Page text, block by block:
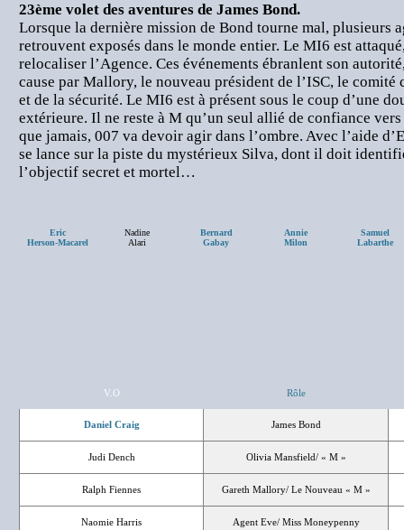
23ème volet des aventures de James Bond.
Lorsque la dernière mission de Bond tourne mal, plusieurs
retrouvent exposés dans le monde entier. Le MI6 est
relocaliser l’Agence. Ces événements ébranlent son
cause par Mallory, le nouveau président de l’ISC, le comité
et de la sécurité. Le MI6 est à présent sous le coup d’une
extérieure. Il ne reste à M qu’un seul allié de confiance
que jamais, 007 va devoir agir dans l’ombre. Avec l’aide
se lance sur la piste du mystérieux Silva, dont il doit
l’objectif secret et mortel…
Eric
Herson-Macarel
Nadine
Alari
Bernard
Gabay
Annie
Milon
Samuel
Labarthe
V.O Rôle
Daniel Craig James Bond
Judi Dench Olivia Mansfield/ « M »
Ralph Fiennes Gareth Mallory/ Le Nouveau « M »
Naomie Harris Agent Eve/ Miss Moneypenny